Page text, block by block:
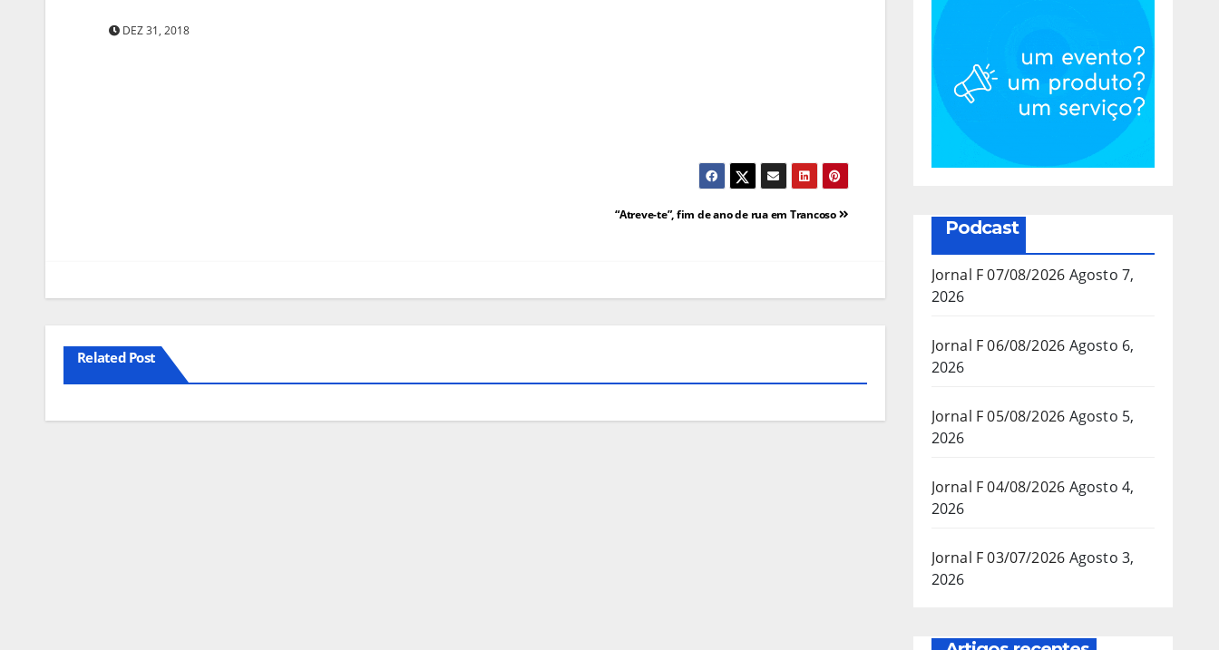
DEZ 31, 2018
“Atreve-te”, fim de ano de rua em Trancoso
Related Post
Podcast
Jornal F 07/08/2026 Agosto 7,
2026
Jornal F 06/08/2026 Agosto 6,
2026
Jornal F 05/08/2026 Agosto 5,
2026
Jornal F 04/08/2026 Agosto 4,
2026
Jornal F 03/07/2026 Agosto 3,
2026